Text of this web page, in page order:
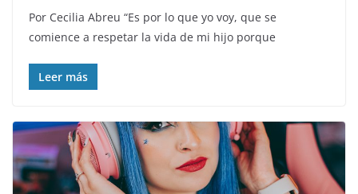
Por Cecilia Abreu “Es por lo que yo voy, que se
comience a respetar la vida de mi hijo porque
Leer más